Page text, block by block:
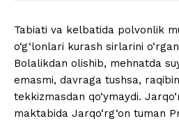
Tabiati va kelbatida polvonlik
o‘g‘lonlari kurash sirlarini
Bolalikdan olishib, mehnatda
emasmi, davraga tushsa,
tekkizmasdan qo‘ymaydi.
maktabida Jarqo‘rg‘on tuman